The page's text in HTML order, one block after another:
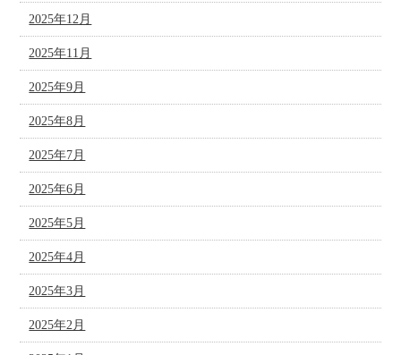
2025年12月
2025年11月
2025年9月
2025年8月
2025年7月
2025年6月
2025年5月
2025年4月
2025年3月
2025年2月